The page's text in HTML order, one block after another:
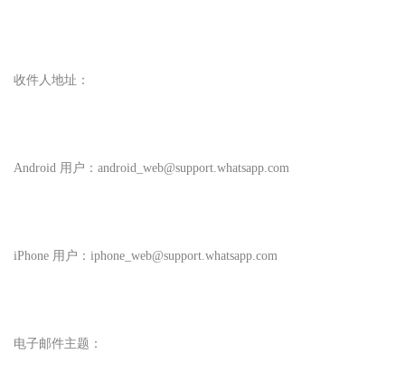
收件人地址：
Android 用户：android_web@support.whatsapp.com
iPhone 用户：iphone_web@support.whatsapp.com
电子邮件主题：